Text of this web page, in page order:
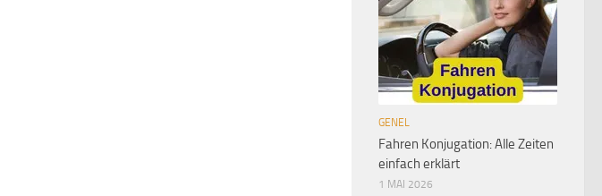
GENEL
Fahren Konjugation: Alle Zeiten
einfach erklärt
1 MAI 2026